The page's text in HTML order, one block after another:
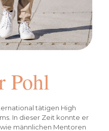
Pohl
tätigen High
In dieser Zeit konnte er
männlichen Mentoren